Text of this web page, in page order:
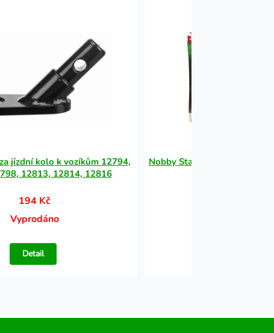
jízdní kolo k vozíkům 12794,
12813, 12814, 12816
194 Kč
Vyprodáno
Detail
Nobby StarSnack BBQ